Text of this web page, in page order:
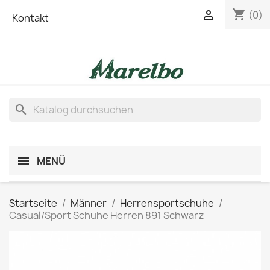
Kontakt shopping_cart (0)

search
MENÜ
Startseite Männer
Herrensportschuhe
Casual/Sport Schuhe Herren 891 Schwarz